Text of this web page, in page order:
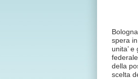
spera
unita’
della
scelta